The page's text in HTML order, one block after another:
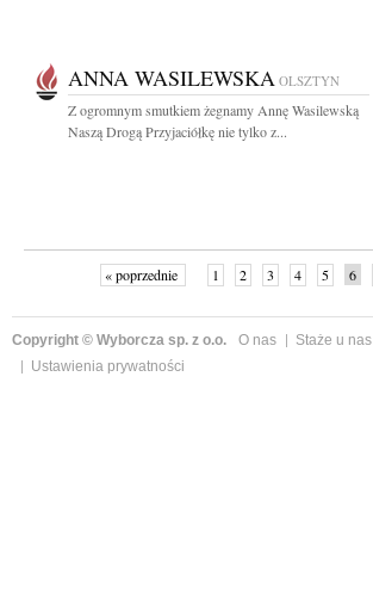
ANNA WASILEWSKA OLSZTYN
Z ogromnym smutkiem żegnamy Annę Wasilewską
Naszą Drogą Przyjaciółkę nie tylko z...
« poprzednie 1 2 3 4 5 6
Copyright © Wyborcza sp. z o.o. O nas Staże u nas
Ustawienia prywatności